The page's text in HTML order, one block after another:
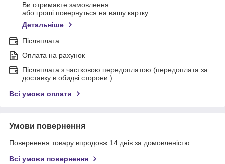
Ви отримаєте замовлення
або гроші повернуться на вашу картку
Детальніше
Післяплата
Оплата на рахунок
Післяплата з частковою передоплатою (передоплата за
доставку в обидві сторони ).
Всі умови оплати
Умови повернення
Повернення товару впродовж 14 днів за домовленістю
Всі умови повернення